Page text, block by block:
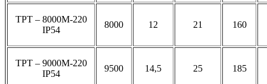
ТРТ – 8000М-220
IP54
8000 12 21 160
ТРТ – 9000М-220
IP54
9500 14,5 25 185